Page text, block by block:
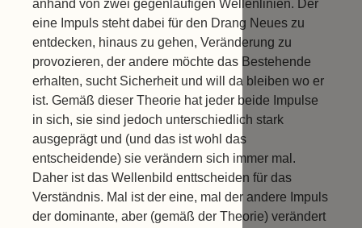
anhand von zwei gegenläufigen Wellenlinien. Der
eine Impuls steht dabei für den Drang Neues zu
entdecken, hinaus zu gehen, Veränderung zu
provozieren, der andere möchte das Bestehende
erhalten, sucht Sicherheit und will da bleiben wo er
ist. Gemäß dieser Theorie hat jeder beide Impulse
in sich, sie sind jedoch unterschiedlich stark
ausgeprägt und (und das ist wohl das
entscheidende) sie verändern sich immer mal.
Daher ist das Wellenbild enttscheiden für das
Verständnis. Mal ist der eine, mal der andere Impuls
der dominante, aber (gemäß der Theorie) verändert